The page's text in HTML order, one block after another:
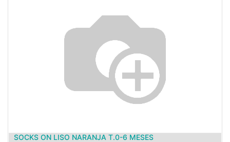
SOCKS ON LISO NARANJA T.0-6 MESES